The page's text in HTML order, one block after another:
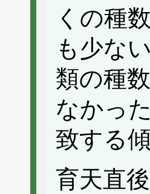
くの種
も少な
類の種
なかっ
致する
育天直